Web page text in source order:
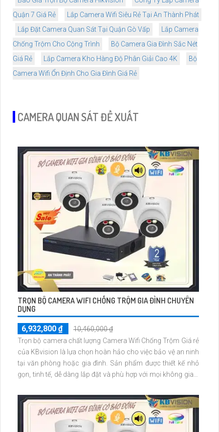
Quận 7 Giá Rẻ
Lắp Camera Wifi Siêu Rẻ Tại An Thành Phát
Lắp Đặt Camera Quan Sát Tại Quận Gò Vấp
Lắp Camera
Chống Trộm Cho Cộng Trình
Bộ Camera Gia Đình Sắc Nét
Giá Rẻ
Lắp Camera Kho Hàng Độ Phân Giải Cao 4K
Bộ
Camera Wifi Ổn Định Cho Gia Đình Giá Rẻ
CAMERA QUAN SÁT ĐỀ XUẤT
TRỌN BỘ CAMERA WIFI CHỐNG TRỘM GIA ĐÌNH CHUYÊN
DỤNG
6,932,800 ₫
10,460,000 ₫
Trọn bộ camera chất lượng Camera Wifi Chống Trộm Giá rẻ
của KBvision là lựa chọn hoàn hảo cho việc bảo vệ an ninh
tại văn phòng hoặc gia đình. Sản phẩm được thiết kế nhỏ
gọn, tinh tế, dễ dàng lắp đặt và phù hợp với mọi không gian.
thoại, bạn có thể dễ dàng theo dõi mọi hoạt động xung
quanh ngôi nhà hoặc văn phòng mọi lúc, mọi nơi